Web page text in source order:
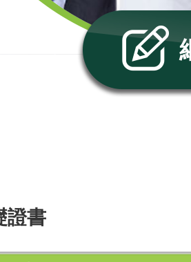
證書